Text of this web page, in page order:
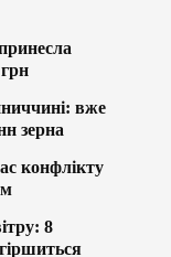
вже
зерна
конфлікту
8